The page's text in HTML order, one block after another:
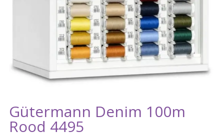
Gütermann Denim 100m
Rood 4495